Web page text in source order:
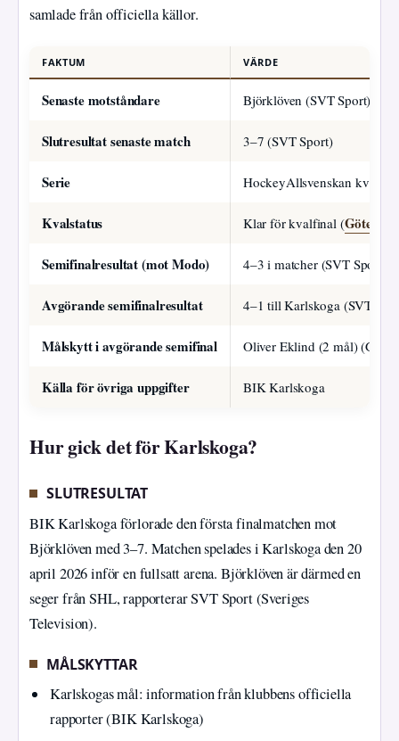
samlade från officiella källor.
FAKTUM VÄRDE
Senaste motståndare Björklöven (SVT Sport)
Slutresultat senaste match 3–7 (SVT Sport)
Serie HockeyAllsvenskan kval
Kvalstatus Klar för kvalfinal (
Semifinalresultat (mot Modo) 4–3 i matcher (SVT Sport)
Avgörande semifinalresultat 4–1 till Karlskoga (SVT
Målskytt i avgörande semifinal Oliver Eklind (2 mål)
Källa för övriga uppgifter BIK Karlskoga
Hur gick det för Karlskoga?
SLUTRESULTAT
BIK Karlskoga förlorade den första finalmatchen mot
Björklöven med 3–7. Matchen spelades i Karlskoga den 20
april 2026 inför en fullsatt arena. Björklöven är därmed en
seger från SHL, rapporterar SVT Sport (Sveriges
Television).
MÅLSKYTTAR
Karlskogas mål: information från klubbens officiella
rapporter (BIK Karlskoga)